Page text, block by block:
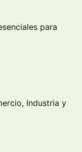
para
Industria y